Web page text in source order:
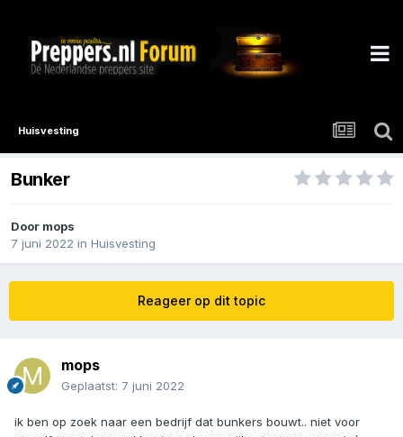
Huisvesting
Bunker
Door mops
7 juni 2022 in Huisvesting
Reageer op dit topic
mops
Geplaatst: 7 juni 2022
ik ben op zoek naar een bedrijf dat bunkers bouwt.. niet voor